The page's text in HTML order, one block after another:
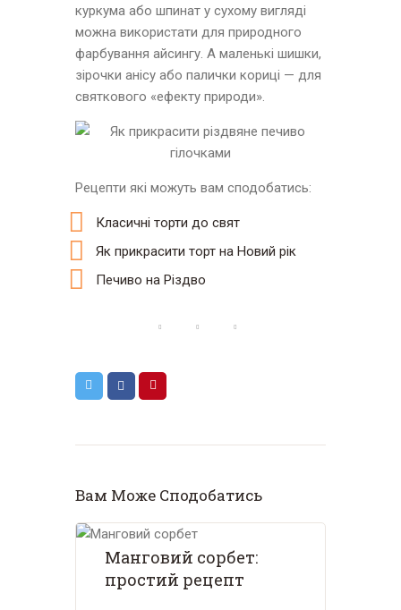
куркума або шпинат у сухому вигляді
можна використати для природного
фарбування айсингу. А маленькі шишки,
зірочки анісу або палички кориці — для
святкового «ефекту природи».
Рецепти які можуть вам сподобатись:
Класичні торти до свят
Як прикрасити торт на Новий рік
Печиво на Різдво
Вам Може Сподобатись
Манговий сорбет:
простий рецепт